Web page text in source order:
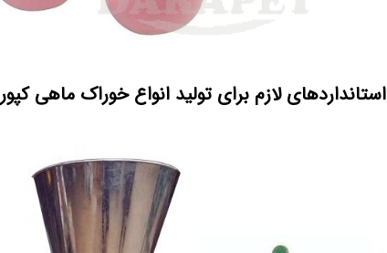
استانداردهای لازم برای تولید انواع خوراک ماهی کپور